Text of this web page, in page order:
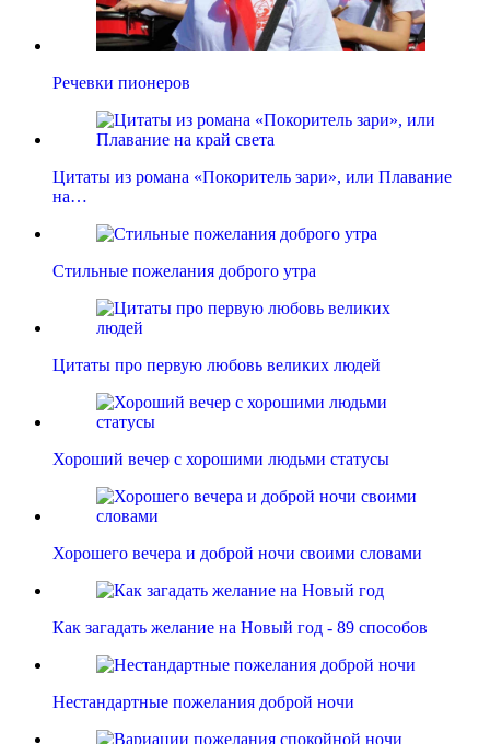
Речевки пионеров
Цитаты из романа «Покоритель зари», или Плавание
на…
Стильные пожелания доброго утра
Цитаты про первую любовь великих людей
Хороший вечер с хорошими людьми статусы
Хорошего вечера и доброй ночи своими словами
Как загадать желание на Новый год - 89 способов
Нестандартные пожелания доброй ночи